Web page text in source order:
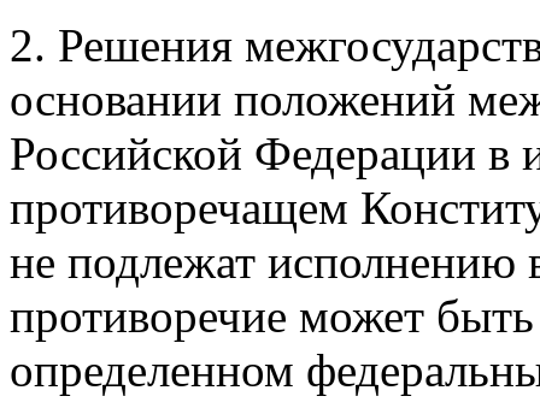
2. Решения
основании положений
Российской Федерации в
противоречащем
не подлежат исполнению
противоречие может
определенном